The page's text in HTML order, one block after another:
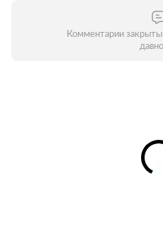
Комментарии закрыты